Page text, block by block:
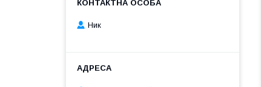
Ник